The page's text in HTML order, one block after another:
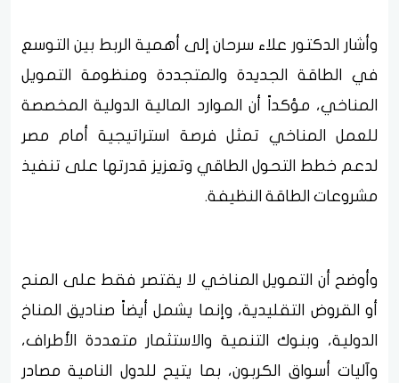
وأشار الدكتور علاء سرحان إلى أهمية الربط بين التوسع
في الطاقة الجديدة والمتجددة ومنظومة التمويل
المناخي، مؤكداً أن الموارد المالية الدولية المخصصة
للعمل المناخي تمثل فرصة استراتيجية أمام مصر
لدعم خطط التحول الطاقي وتعزيز قدرتها على تنفيذ
مشروعات الطاقة النظيفة.
وأوضح أن التمويل المناخي لا يقتصر فقط على المنح
أو القروض التقليدية، وإنما يشمل أيضاً صناديق المناخ
الدولية، وبنوك التنمية والاستثمار متعددة الأطراف،
وآليات أسواق الكربون، بما يتيح للدول النامية مصادر